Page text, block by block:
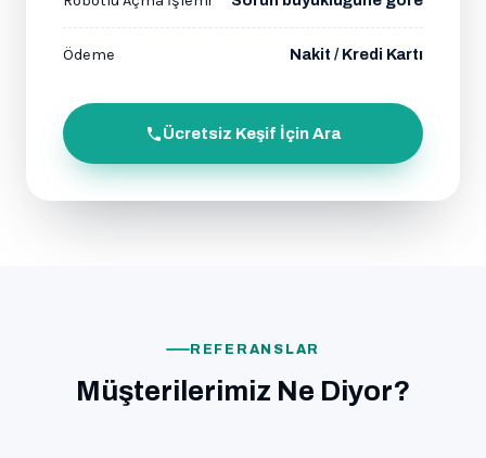
Ödeme Nakit / Kredi Kartı
Ücretsiz Keşif İçin Ara
REFERANSLAR
Müşterilerimiz Ne Diyor?